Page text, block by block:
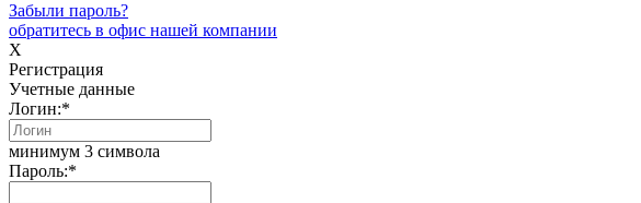
Забыли пароль?
обратитесь в офис нашей компании
X
Регистрация
Учетные данные
Логин:*
минимум 3 символа
Пароль:*